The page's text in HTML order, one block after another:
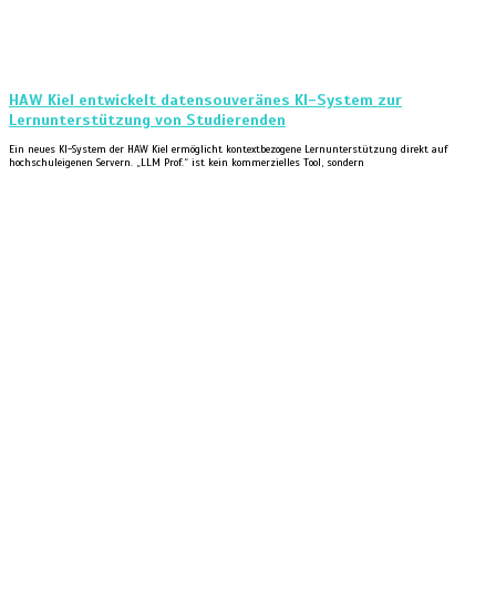
HAW Kiel entwickelt datensouveränes KI-System zur
Lernunterstützung von Studierenden
Ein neues KI-System der HAW Kiel ermöglicht kontextbezogene Lernunterstützung direkt auf
hochschuleigenen Servern. „LLM Prof.“ ist kein kommerzielles Tool, sondern